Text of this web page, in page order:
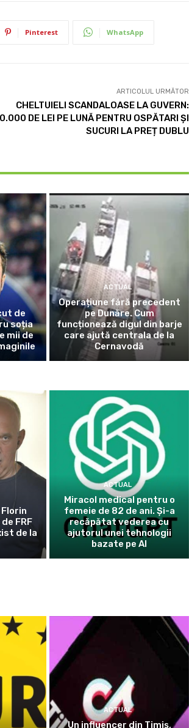
Pinterest WhatsApp
ARTICOLUL URMĂTOR
CHELTUIELI SCANDALOASE LA GUVERN:
DE LEI PE LUNĂ PENTRU OSPĂTARI ȘI
SUCURI LA PREȚ DUBLU
de
soția
mii de
ACTUAL
Operațiune fără precedent
pe Dunăre. Cum
funcționează digul din barje
care ajută centrala de la
Cernavodă
Florin
FRF
de la
ACTUAL
Miracol medical pentru o
femeie de 82 de ani. Și-a
recăpătat vederea cu
ajutorul unei tehnologii
bazate pe AI
ACTUAL
Un influencer din Timiș,